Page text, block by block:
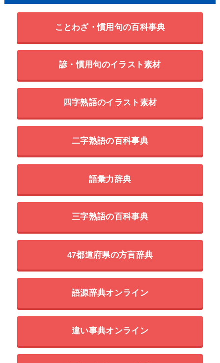
ことわざ・慣用句の百科事典
諺・慣用句のイラスト素材
四字熟語のイラスト素材
二字熟語の百科事典
語彙力辞典
三字熟語の百科事典
47都道府県の方言辞典
語源辞典オンライン
違い事典オンライン